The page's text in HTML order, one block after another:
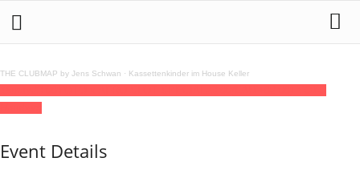
THE CLUBMAP by Jens Schwan · Kassettenkinder im House Keller
Event Details